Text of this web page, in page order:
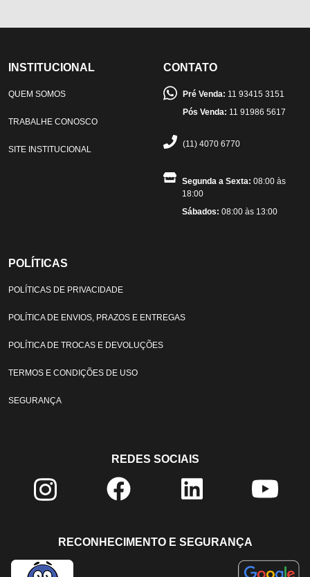
INSTITUCIONAL
QUEM SOMOS
TRABALHE CONOSCO
SITE INSTITUCIONAL
CONTATO
Pré Venda: 11 93415 3151
Pós Venda: 11 91986 5617
(11) 4070 6770
Segunda a Sexta: 08:00 às
18:00
Sábados: 08:00 às 13:00
POLÍTICAS
POLÍTICAS DE PRIVACIDADE
POLÍTICA DE ENVIOS, PRAZOS E ENTREGAS
POLÍTICA DE TROCAS E DEVOLUÇÕES
TERMOS E CONDIÇÕES DE USO
SEGURANÇA
REDES SOCIAIS
RECONHECIMENTO E SEGURANÇA